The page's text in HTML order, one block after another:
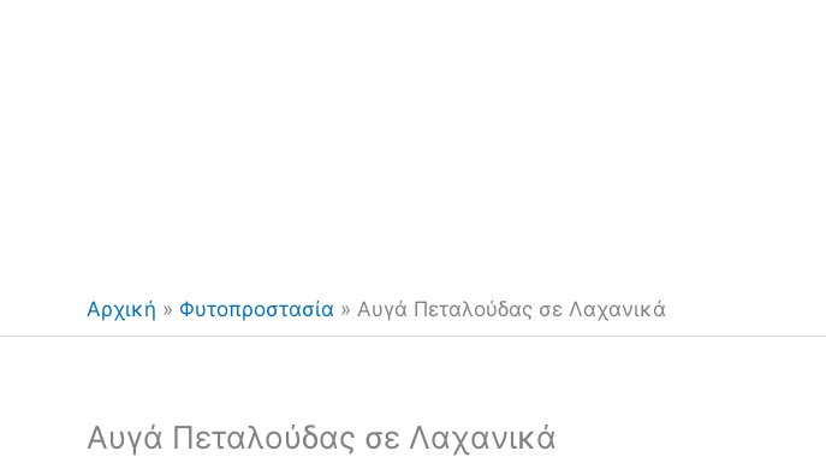
Αρχική » Φυτοπροστασία » Αυγά Πεταλούδας σε Λαχανικά
Αυγά Πεταλούδας σε Λαχανικά